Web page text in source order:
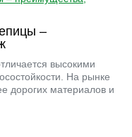
–
высокими
На рынке
дорогих материалов и